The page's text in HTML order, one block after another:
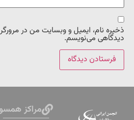
ذخیره نام، ایمیل و وبسایت من در مرورگر
دیدگاهی می‌نویسم.
مراکز همسو